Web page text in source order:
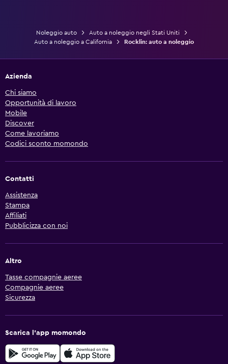
Noleggio auto
Auto a noleggio negli Stati Uniti
Auto a noleggio a California
Rocklin: auto a noleggio
Azienda
Chi siamo
Opportunità di lavoro
Mobile
Discover
Come lavoriamo
Codici sconto momondo
Contatti
Assistenza
Stampa
Affiliati
Pubblicizza con noi
Altro
Tasse compagnie aeree
Compagnie aeree
Sicurezza
Scarica l'app momondo